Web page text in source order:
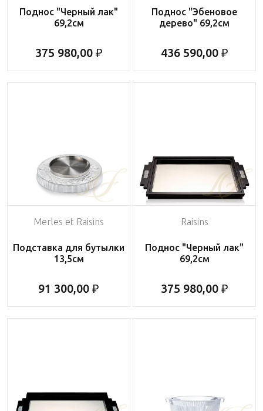
Поднос "Черный лак"
69,2см
375 980,00 ₽
Поднос "Эбеновое
дерево" 69,2см
436 590,00 ₽
Merles et Raisins
Подставка для бутылки
13,5см
91 300,00 ₽
Raisins
Поднос "Черный лак"
69,2см
375 980,00 ₽